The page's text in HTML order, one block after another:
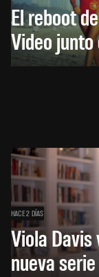
El reboot
Video
HACE 2 DÍAS
Viola
nueva